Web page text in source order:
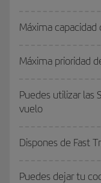
Máxima capacidad
Máxima prioridad
Puedes utilizar las
vuelo
Dispones de Fast
Puedes dejar tu